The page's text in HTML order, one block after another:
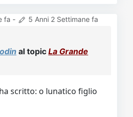
fa -
5 Anni 2 Settimane fa
al topic La Grande
scritto: o lunatico figlio